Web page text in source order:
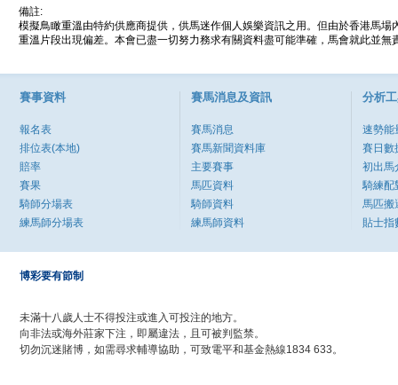
備註:
模擬鳥瞰重溫由特約供應商提供，供馬迷作個人娛樂資訊之用。但由於香港馬
重溫片段出現偏差。本會已盡一切努力務求有關資料盡可能準確，馬會就此並
賽事資料
報名表
排位表(本地)
賠率
賽果
騎師分場表
練馬師分場表
賽馬消息及資訊
賽馬消息
賽馬新聞資料庫
主要賽事
馬匹資料
騎師資料
練馬師資料
分析
速勢能
賽日數
初出馬
騎練配
馬匹搬
貼士指
博彩要有節制
未滿十八歲人士不得投注或進入可投注的地方。
向非法或海外莊家下注，即屬違法，且可被判監禁。
切勿沉迷賭博，如需尋求輔導協助，可致電平和基金熱線1834 633。